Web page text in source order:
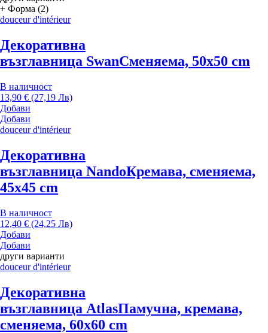
+ Форма (2)
douceur d'intérieur
Декоративна
възглавница SwanСменяема, 50x50 cm
В наличност
13,90 € (27,19 Лв)
Добави
Добави
douceur d'intérieur
Декоративна
възглавница NandoКремава, сменяема,
45x45 cm
В наличност
12,40 € (24,25 Лв)
Добави
Добави
други варианти
douceur d'intérieur
Декоративна
възглавница AtlasПамучна, кремава,
сменяема, 60x60 cm